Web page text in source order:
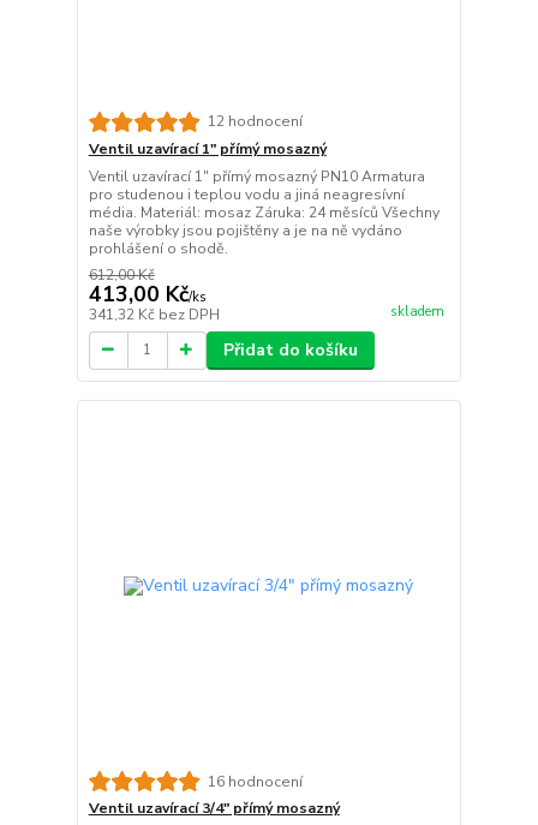
12 hodnocení
Ventil uzavírací 1" přímý mosazný
Ventil uzavírací 1" přímý mosazný PN10 Armatura
pro studenou i teplou vodu a jiná neagresívní
média. Materiál: mosaz Záruka: 24 měsíců Všechny
naše výrobky jsou pojištěny a je na ně vydáno
prohlášení o shodě.
612,00 Kč
413,00 Kč/ks
341,32 Kč bez DPH skladem
Přidat do košíku
16 hodnocení
Ventil uzavírací 3/4" přímý mosazný